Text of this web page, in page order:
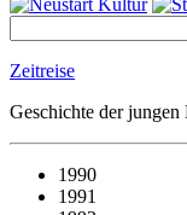
Zeitreise
Geschichte der
1990
1991